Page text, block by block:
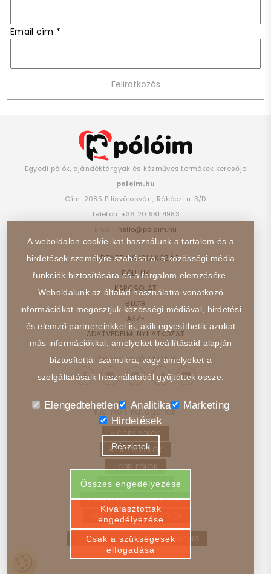
Email cím *
Egyedi pólók, ajándéktárgyak és kézműves termékek keresője
poloim.hu
Cím: 2085 Pilisvörösvár , Rákóczi u. 3/D
Telefon: +36 20 981 4983
hello@poloim.hu
PARTNER CSATLAKOZÁS
RÓLUNK
KAPCSOLAT
BLOG
ÁSZF
ADATVÉDELMI NYILATKOZAT
Kövess minket itt is:
Kiemelt kategóriák
VICCES PÓLÓK
ÁLLATOK PÓLÓK
HOBBI PÓLÓK
JÁRMŰVEK PÓLÓK
FILMEK, SOROZATOK PÓLÓK
ABSZTRAKT, ELVONT PÓLÓK
EGYEDI PÓLÓ – VISSZA A FŐOLDALRA
A weboldalon cookie-kat használunk a tartalom és a
hirdetések személyre szabására, a közösségi média
funkciók biztosítására és a forgalom elemzésére.
Weboldalunk az általad használatra vonatkozó
információkat megosztjuk közösségi médiával, hirdetési
és elemző partnereinkkel is, akik egyesíthetik azokat
más információkkal, amelyeket beállításaid alapján
biztosítottál számukra, vagy amelyeket a
szolgáltatásaik használatából gyűjtöttek össze.
Elengedtehetlen Analitika
Marketing
Hirdetések
Részletek
Összes engedélyezése
Kiválasztottak
engedélyezése
Csak a szükségesek
elfogadása